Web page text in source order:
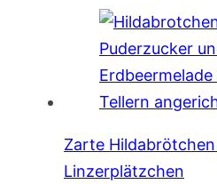
Zarte
Linzerplätzchen